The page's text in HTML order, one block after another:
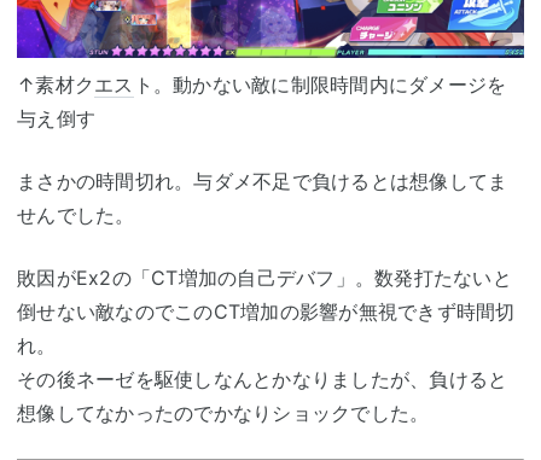
↑素材ク エス ト。動かない敵に制限時間内にダメージを
与え倒す
まさかの時間切れ。与ダメ不足で負けるとは想像してま
せんでした。
敗因がEx2の「CT増加の自己デバフ」。数発打たないと
倒せない敵なのでこのCT増加の影響が無視できず時間切
れ。
その後ネーゼを駆使しなんとかなりましたが、負けると
想像してなかったのでかなりショックでした。